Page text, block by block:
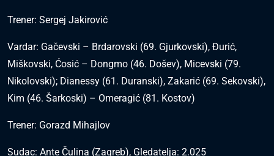
Trener: Sergej Jakirović
Vardar: Gačevski – Brdarovski (69. Gjurkovski), Đurić,
Miškovski, Ćosić – Dongmo (46. Došev), Micevski (79.
Nikolovski); Dianessy (61. Duranski), Zakarić (69. Sekovski),
Kim (46. Šarkoski) – Omeragić (81. Kostov)
Trener: Gorazd Mihajlov
Sudac: Ante Čulina (Zagreb), Gledatelja: 2.025